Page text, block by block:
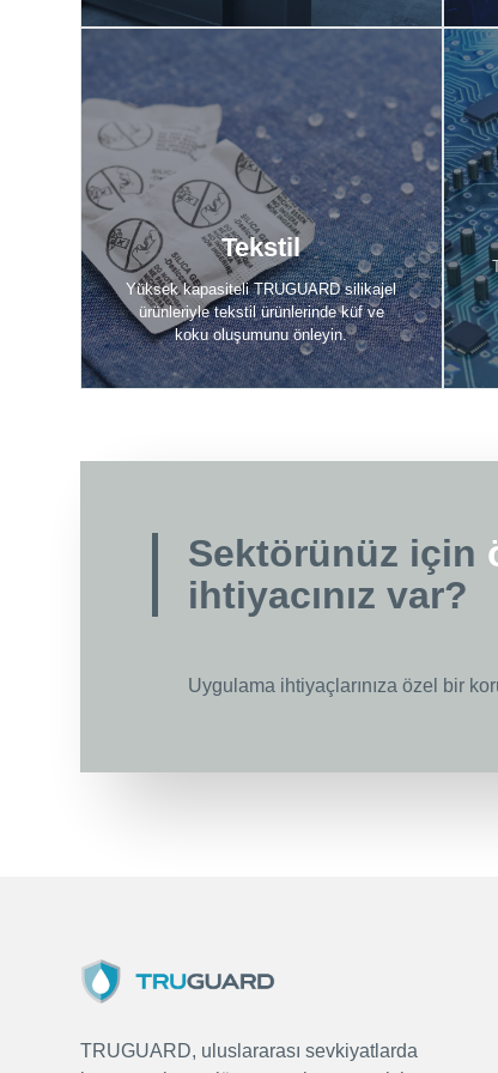
Tekstil
Yüksek kapasiteli TRUGUARD silikajel
ürünleriyle tekstil ürünlerinde küf ve
koku oluşumunu önleyin.
Tekstil
Keşfet
Sektörünüz için
ihtiyacınız var?
Uygulama ihtiyaçlarınıza özel bir
TRUGUARD, uluslararası sevkiyatlarda